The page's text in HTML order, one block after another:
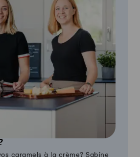
caramels à la crème? Sabine